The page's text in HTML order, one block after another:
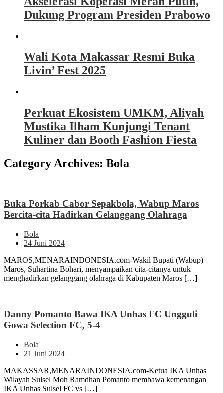
Dukung Program Presiden Prabowo
Wali Kota Makassar Resmi Buka
Livin’ Fest 2025
Perkuat Ekosistem UMKM, Aliyah
Mustika Ilham Kunjungi Tenant
Kuliner dan Booth Fashion Fiesta
Category Archives: Bola
Buka Porkab Cabor Sepakbola, Wabup Maros
Bercita-cita Hadirkan Gelanggang Olahraga
Bola
24 Juni 2024
MAROS,MENARAINDONESIA.com-Wakil Bupati (Wabup)
Maros, Suhartina Bohari, menyampaikan cita-citanya untuk
menghadirkan gelanggang olahraga di Kabupaten Maros […]
Danny Pomanto Bawa IKA Unhas FC Ungguli
Gowa Selection FC, 5-4
Bola
21 Juni 2024
MAKASSAR,MENARAINDONESIA.com-Ketua IKA Unhas
Wilayah Sulsel Moh Ramdhan Pomanto membawa kemenangan
IKA Unhas Sulsel FC vs […]